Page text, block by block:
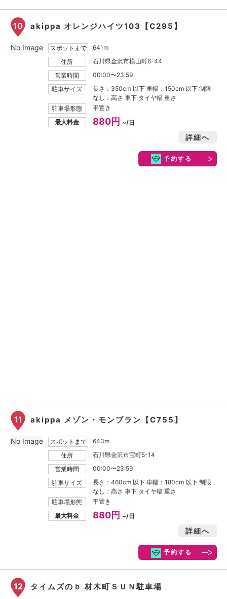
10 akippa オレンジハイツ103【C295】
スポットまで
641m
住所
石川県金沢市横山町6-44
営業時間
00:00〜23:59
駐車サイズ
長さ：350cm 以下 車幅：150cm 以下 制限
なし：高さ 車下 タイヤ幅 重さ
駐車場形態
平置き
最大料金
880円 ~/日
詳細へ
予約する
No Image
11 akippa メゾン・モンブラン【C755】
スポットまで
643m
住所
石川県金沢市宝町5-14
営業時間
00:00〜23:59
駐車サイズ
長さ：460cm 以下 車幅：180cm 以下 制限
なし：高さ 車下 タイヤ幅 重さ
駐車場形態
平置き
最大料金
880円 ~/日
詳細へ
予約する
No Image
12 タイムズのｂ 材木町ＳＵＮ駐車場